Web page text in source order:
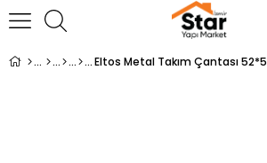
Eltos Metal Takım Çantası 52*5